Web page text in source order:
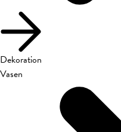
Dekoration
Vasen